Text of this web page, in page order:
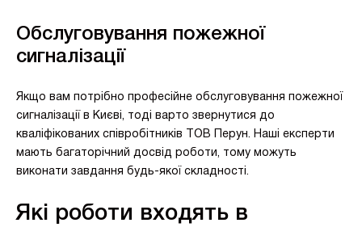
Обслуговування пожежної
сигналізації
Якщо вам потрібно професійне обслуговування пожежної
сигналізації в Києві, тоді варто звернутися до
кваліфікованих співробітників ТОВ Перун. Наші експерти
мають багаторічний досвід роботи, тому можуть
виконати завдання будь-якої складності.
Які роботи входять в